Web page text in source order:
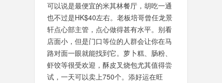
可以说是最便宜的米其林餐厅，胡吃一通
也不过是HK$40左右。老板培哥曾任龙景
轩点心部主管，点心做得甚有水平。别看
店面小，但是门口等位的人群会让你在马
路对面一眼就能找到它。萝卜糕、肠粉、
虾饺等很受欢迎，酥皮叉烧包尤其值得尝
试，一天可以卖上750个。添好运在旺